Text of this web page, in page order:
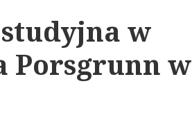
w
Porsgrunn w